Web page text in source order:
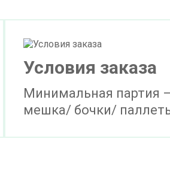
Условия заказа
Минимальная партия
мешка/ бочки/